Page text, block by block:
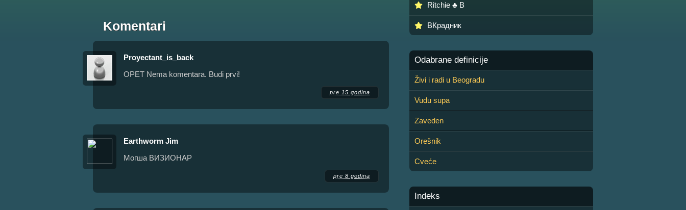
Komentari
Proyectant_is_back
OPET Nema komentara. Budi prvi!
pre 15 godina
Earthworm Jim
Могша ВИЗИОНАР
pre 8 godina
Ritchie ♣ B
ВКрадник
Odabrane definicije
Živi i radi u Beogradu
Vudu supa
Zaveden
Orešnik
Cveće
Indeks